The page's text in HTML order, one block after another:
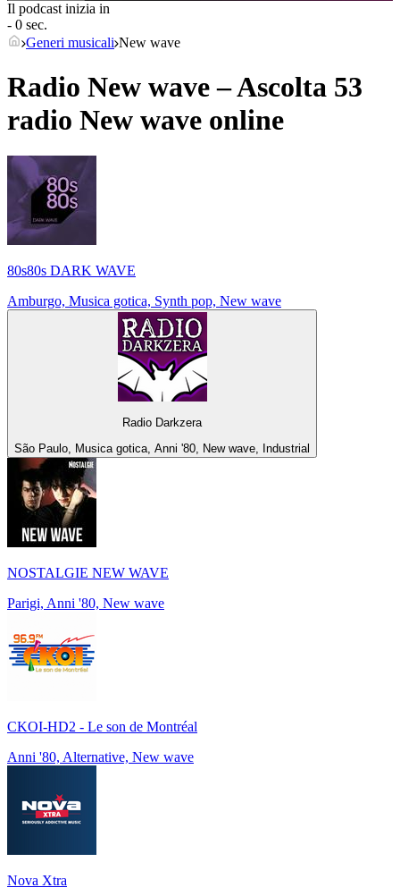
Il podcast inizia in
- 0 sec.
Generi musicali New wave
Radio New wave – Ascolta 53
radio New wave online
80s80s DARK WAVE
Amburgo, Musica gotica, Synth pop, New wave
Radio Darkzera
São Paulo, Musica gotica, Anni '80, New wave, Industrial
NOSTALGIE NEW WAVE
Parigi, Anni '80, New wave
CKOI-HD2 - Le son de Montréal
Anni '80, Alternative, New wave
Nova Xtra